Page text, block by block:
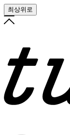
최상위로